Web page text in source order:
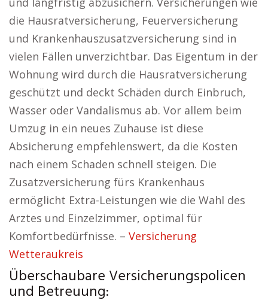
die Hausratversicherung, Feuerversicherung
und Krankenhauszusatzversicherung sind in
vielen Fällen unverzichtbar. Das Eigentum in der
Wohnung wird durch die Hausratversicherung
geschützt und deckt Schäden durch Einbruch,
Wasser oder Vandalismus ab. Vor allem beim
Umzug in ein neues Zuhause ist diese
Absicherung empfehlenswert, da die Kosten
nach einem Schaden schnell steigen. Die
Zusatzversicherung fürs Krankenhaus
ermöglicht Extra-Leistungen wie die Wahl des
Arztes und Einzelzimmer, optimal für
Komfortbedürfnisse. – Versicherung
Wetteraukreis
Überschaubare Versicherungspolicen
und Betreuung: